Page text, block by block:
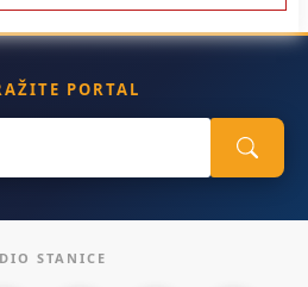
PORTAL
STANICE